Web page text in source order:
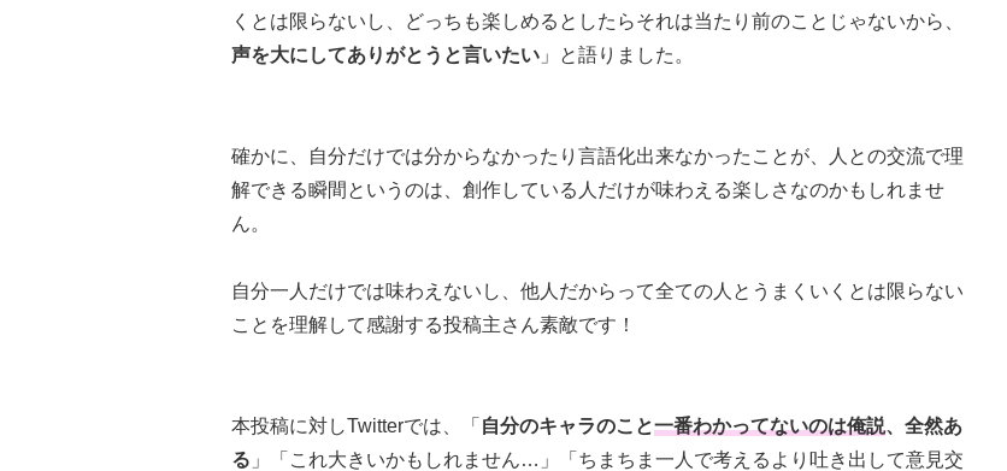
くとは限らないし、どっちも楽しめるとしたらそれは当たり前のことじゃないから、
声を大にしてありがとうと言いたい 」と語りました。
確かに、自分だけでは分からなかったり言語化出来なかったことが、人との交流で理
解できる瞬間というのは、創作している人だけが味わえる楽しさなのかもしれませ
ん。
自分一人だけでは味わえないし、他人だからって全ての人とうまくいくとは限らない
ことを理解して感謝する投稿主さん素敵です！
本投稿に対しTwitterでは、「 自分のキャラのこと一番わかってないのは俺説、全然あ
る 」「これ大きいかもしれません…」「ちまちま一人で考えるより吐き出して意見交